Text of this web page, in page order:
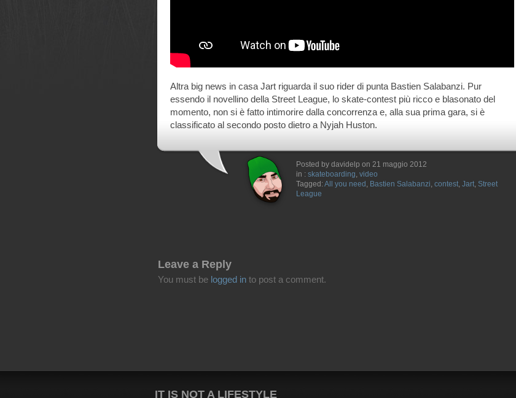
Altra big news in casa Jart riguarda il suo rider di punta Bastien Salabanzi. Pur
essendo il novellino della Street League, lo skate-contest più ricco e blasonato del
momento, non si è fatto intimorire dalla concorrenza e, alla sua prima gara, si è
classificato al secondo posto dietro a Nyjah Huston.
Posted by davidelp on 21 maggio 2012
in : skateboarding, video
Tagged: All you need , Bastien Salabanzi, contest, Jart, Street
League
Leave a Reply
You must be logged in to post a comment.
IT IS NOT A LIFESTYLE